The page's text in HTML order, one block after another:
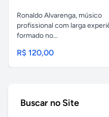
Ronaldo Alvarenga, músico
profissional com larga
formado no...
R$ 120,00
Buscar no Site